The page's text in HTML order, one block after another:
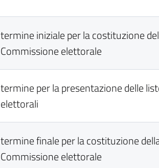
termine iniziale per la costituzione
Commissione elettorale
termine per la presentazione delle
elettorali
termine finale per la costituzione
Commissione elettorale